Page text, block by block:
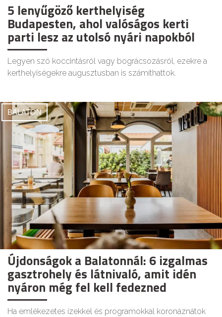
5 lenyűgöző kerthelyiség
Budapesten, ahol valóságos kerti
parti lesz az utolsó nyári napokból
Legyen szó koccintásról vagy bográcsozásról, ezekre a
kerthelyiségekre augusztusban is számíthattok.
BALATON
Újdonságok a Balatonnál: 6 izgalmas
gasztrohely és látnivaló, amit idén
nyáron még fel kell fedezned
Ha emlékezetes ízekkel és programokkal koronáznátok